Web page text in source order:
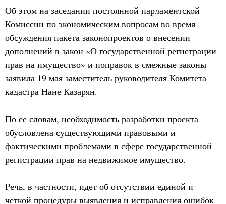
Об этом на заседании постоянной парламентской
Комиссии по экономическим вопросам во время
обсуждения пакета законопроектов о внесении
дополнений в закон «О государственной регистрации
прав на имущество» и поправок в смежные законы
заявила 19 мая заместитель руководителя Комитета
кадастра Нане Казарян.
По ее словам, необходимость разработки проекта
обусловлена существующими правовыми и
фактическими проблемами в сфере государственной
регистрации прав на недвижимое имущество.
Речь, в частности, идет об отсутствии единой и
четкой процедуры выявления и исправления ошибок